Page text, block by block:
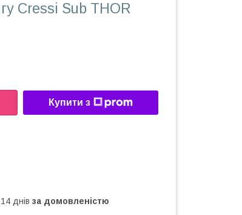
Cressi Sub THOR
Купити з
днів за домовленістю